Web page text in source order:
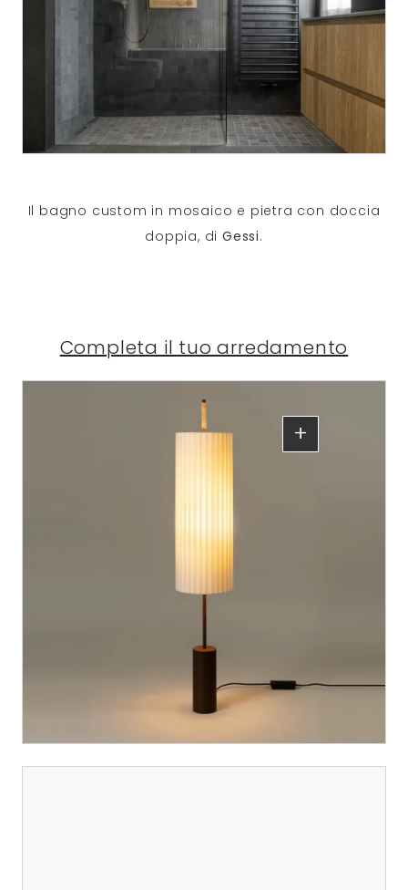
Il bagno custom in mosaico e pietra con doccia
doppia, di Gessi.
Completa il tuo arredamento
+